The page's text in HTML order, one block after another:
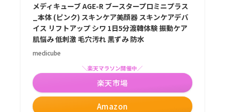
メディキューブ AGE-R ブースタープロミニプラス
_本体 (ピンク) スキンケア美顔器 スキンケアデバ
イス リフトアップ シワ 1日5分渡韓体験 振動ケア
肌悩み 低刺激 毛穴汚れ 黒ずみ 防水
medicube
Amazon
＼楽天マラソン開催中／
楽天市場